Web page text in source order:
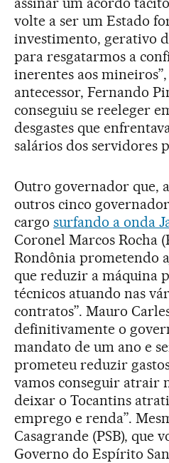
volte a ser um Estado
investimento, gerativo
para resgatarmos a
inerentes aos
antecessor, Fernando
conseguiu se reeleger
desgastes que
salários dos servidores
Outro governador que,
outros cinco
cargo surfando a onda
Coronel Marcos Rocha
Rondônia prometendo
que reduzir a máquina
técnicos atuando nas
contratos”. Mauro
definitivamente o
mandato de um ano e
prometeu reduzir
vamos conseguir atrair
deixar o Tocantins
emprego e renda”.
Casagrande (PSB), que
Governo do Espírito